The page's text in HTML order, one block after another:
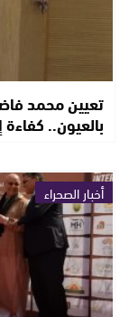
تعيين محمد
بالعيون..
أخبار الصحراء